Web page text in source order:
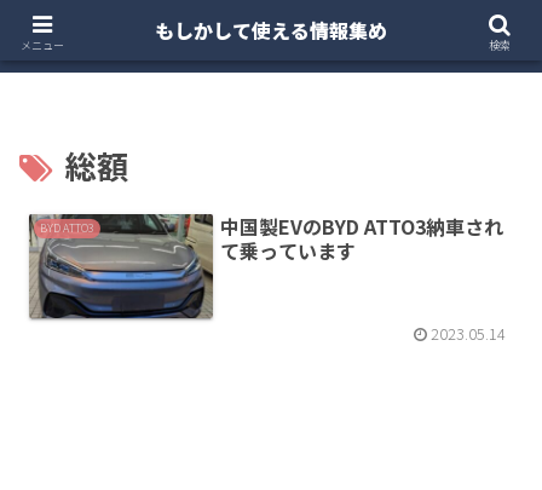
ホーム 注文住宅
総額
BYD ATTO3
中国製EVのBYD ATTO3納車され
て乗っています
2023.05.14
メニュー
もしかして使える情報集め
検索